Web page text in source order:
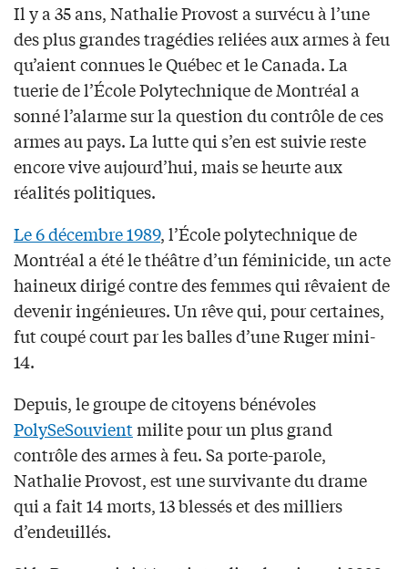
Il y a 35 ans, Nathalie Provost a survécu à l’une
des plus grandes tragédies reliées aux armes à feu
qu’aient connues le Québec et le Canada. La
tuerie de l’École Polytechnique de Montréal a
sonné l’alarme sur la question du contrôle de ces
armes au pays. La lutte qui s’en est suivie reste
encore vive aujourd’hui, mais se heurte aux
réalités politiques.
Le 6 décembre 1989, l’École polytechnique de
Montréal a été le théâtre d’un féminicide, un acte
haineux dirigé contre des femmes qui rêvaient de
devenir ingénieures. Un rêve qui, pour certaines,
fut coupé court par les balles d’une Ruger mini-
14.
Depuis, le groupe de citoyens bénévoles
PolySeSouvientmilite pour un plus grand
contrôle des armes à feu. Sa porte-parole,
Nathalie Provost, est une survivante du drame
qui a fait 14 morts, 13 blessés et des milliers
d’endeuillés.